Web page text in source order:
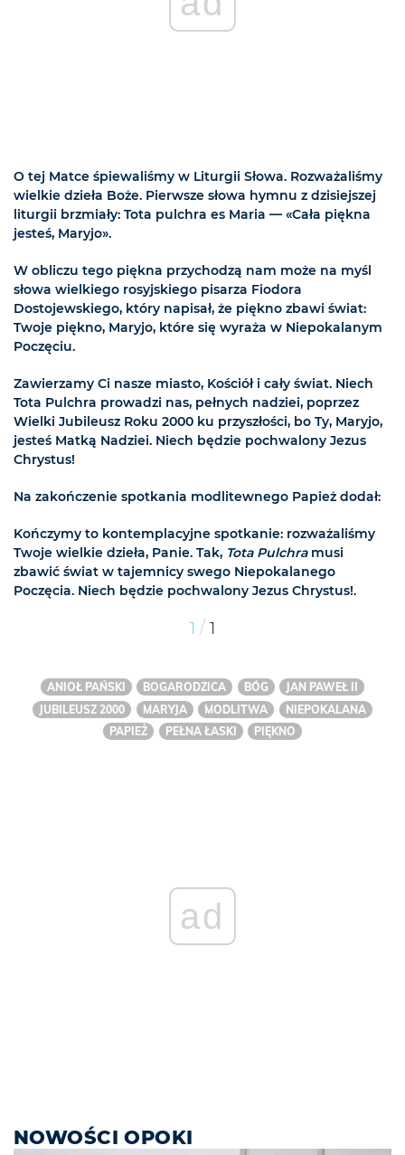
O tej Matce śpiewaliśmy w Liturgii Słowa. Rozważaliśmy
wielkie dzieła Boże. Pierwsze słowa hymnu z dzisiejszej
liturgii brzmiały: Tota pulchra es Maria — «Cała piękna
jesteś, Maryjo».
W obliczu tego piękna przychodzą nam może na myśl
słowa wielkiego rosyjskiego pisarza Fiodora
Dostojewskiego, który napisał, że piękno zbawi świat:
Twoje piękno, Maryjo, które się wyraża w Niepokalanym
Poczęciu.
Zawierzamy Ci nasze miasto, Kościół i cały świat. Niech
Tota Pulchra prowadzi nas, pełnych nadziei, poprzez
Wielki Jubileusz Roku 2000 ku przyszłości, bo Ty, Maryjo,
jesteś Matką Nadziei. Niech będzie pochwalony Jezus
Chrystus!
Na zakończenie spotkania modlitewnego Papież dodał:
Kończymy to kontemplacyjne spotkanie: rozważaliśmy
Twoje wielkie dzieła, Panie. Tak, Tota Pulchramusi
zbawić świat w tajemnicy swego Niepokalanego
Poczęcia. Niech będzie pochwalony Jezus Chrystus!.
1 / 1
ANIOŁ PAŃSKI BOGARODZICA BÓG
JAN PAWEŁ II
JUBILEUSZ 2000
MARYJA MODLITWA
NIEPOKALANA
PAPIEŻ
PEŁNA ŁASKI PIĘKNO
ad
NOWOŚCI OPOKI